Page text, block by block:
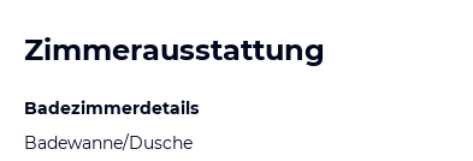
Zimmerausstattung
Badezimmerdetails
Badewanne/Dusche